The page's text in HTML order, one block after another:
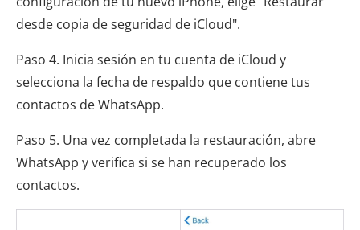
desde copia de seguridad de iCloud".
Paso 4. Inicia sesión en tu cuenta de iCloud y
selecciona la fecha de respaldo que contiene tus
contactos de WhatsApp.
Paso 5. Una vez completada la restauración, abre
WhatsApp y verifica si se han recuperado los
contactos.